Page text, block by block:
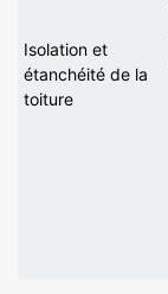
Isolation et
étanchéité de la
toiture